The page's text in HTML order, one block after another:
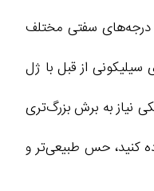
سفتی مختلف
از قبل با ژل
نیاز به برش بزرگ‌تری
کنید، حس طبیعی‌تر و